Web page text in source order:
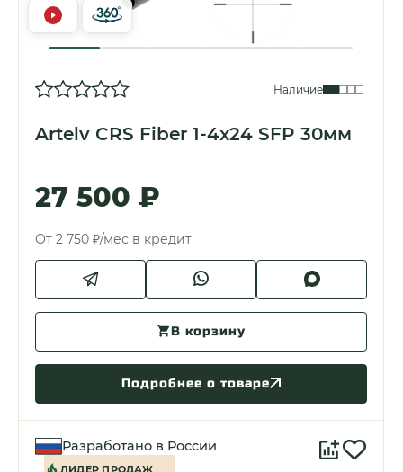
Наличие
Artelv CRS Fiber 1-4x24 SFP 30мм
27 500 ₽
От 2 750 ₽/мес в кредит
В корзину
Подробнее о товаре
Разработано в России
ЛИДЕР ПРОДАЖ